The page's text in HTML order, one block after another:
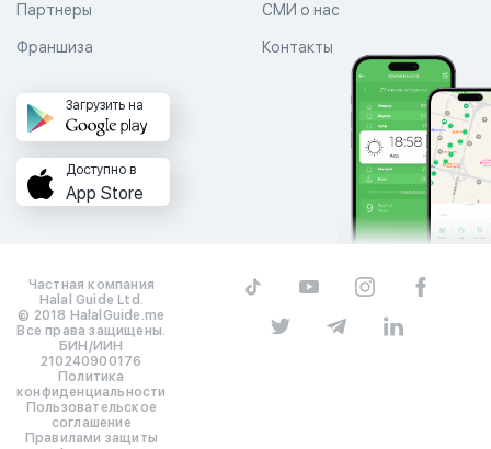
СМИ о нас
Контакты
Партнеры
Франшиза
Загрузить на
Доступно в
App Store
Частная компания
Halal Guide Ltd.
© 2018 HalalGuide.me
Все права защищены.
БИН/ИИН
210240900176
Политика
конфиденциальности
Пользовательское
соглашение
Правилами защиты